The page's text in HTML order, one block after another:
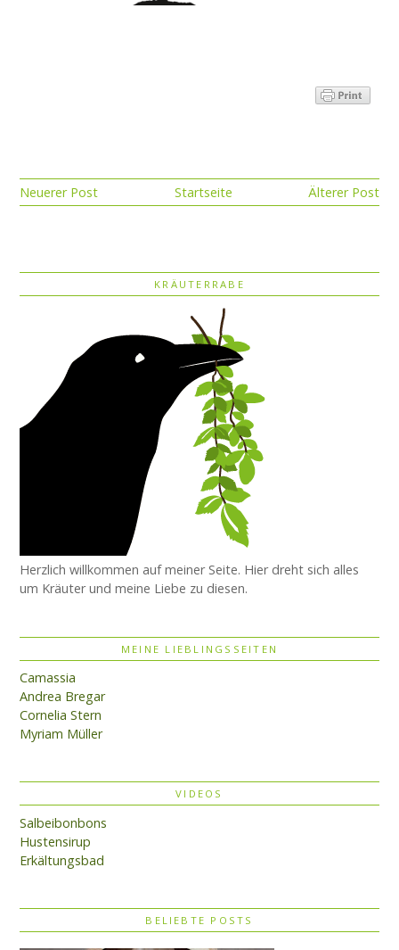
Neuerer Post Älterer Post
Startseite
KRÄUTERRABE
Herzlich willkommen auf meiner Seite. Hier dreht sich alles
um Kräuter und meine Liebe zu diesen.
MEINE LIEBLINGSSEITEN
Camassia
Andrea Bregar
Cornelia Stern
Myriam Müller
VIDEOS
Salbeibonbons
Hustensirup
Erkältungsbad
BELIEBTE POSTS